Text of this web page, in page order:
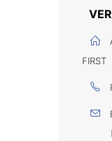
FIRST